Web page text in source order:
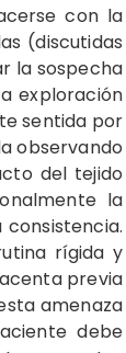
con la
(discutidas
la sospecha
exploración
sentida por
observando
del tejido
la
rígida y
previa
amenaza
debe